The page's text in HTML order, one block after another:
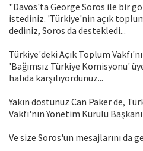
"Davos'ta George Soros ile bir
istediniz. 'Türkiye'nin açık
dediniz, Soros da destekledi...
Türkiye'deki Açık Toplum
'Bağımsız Türkiye Komisyonu'
halıda karşılıyordunuz...
Yakın dostunuz Can Paker de,
Vakfı'nın Yönetim Kurulu
Ve size Soros'un mesajlarını da